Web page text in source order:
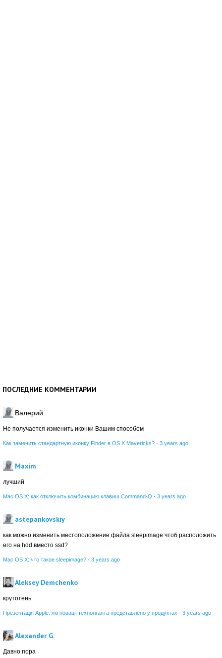
ПОСЛЕДНИЕ КОММЕНТАРИИ
Валерий
Не получается изменить иконки Вашим способом
Как заменить стандартную иконку Finder в OS X Mavericks? · 3 years ago
Maxim
лучший
Mac OS X: как отключить комбинацию клавиш Command-Q · 3 years ago
astepankovskiy
как можно изменить местоположение файла sleepimage чтоб расположить
его на hdd вместо ssd?
Mac OS X: что такое sleepimage? · 3 years ago
Aleksey Demchenko
крутотень
Презентація Apple: які новації техногіганта представлено у продуктах · 3 years ago
Alexander G.
Давно пора